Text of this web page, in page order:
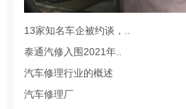
13家知名车企被约谈，..
泰通汽修入围2021年..
汽车修理行业的概述
汽车修理厂